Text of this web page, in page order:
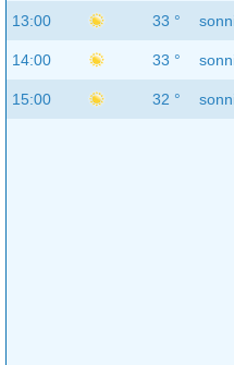
13:00 33 °
14:00 33 °
15:00 32 °